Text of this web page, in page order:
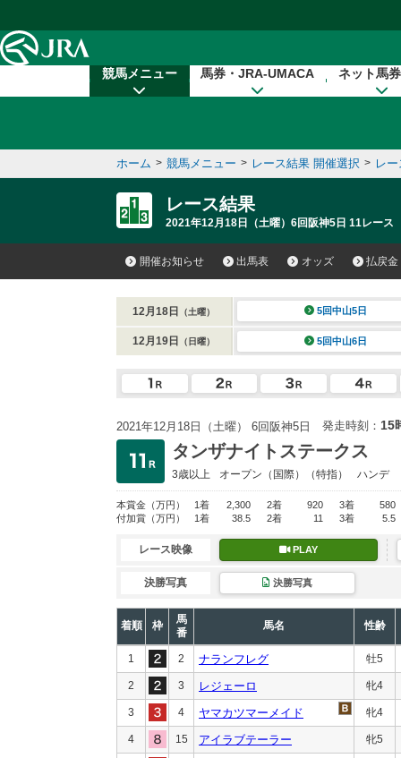
競馬メニュー 馬券・JRA-UMACA ネット馬
ホーム > 競馬メニュー > レース結果 開催選択 > レ
レース結果
2021年12月18日（土曜）6回阪神5日 11レース
開催お知らせ 出馬表 オッズ 払戻金
12月18日 （土曜） 5回中山5日
12月19日 （日曜） 5回中山6日
2021年12月18日（土曜） 6回阪神5日 発走時刻： 15
タンザナイトステークス
3歳以上 オープン （国際）（特指） ハンデ
本賞金 （万円） 1着 2,300 2着 920 3着
580
付加賞 （万円） 1着 38.5 2着 11 3着 5.5
レース映像 PLAY
決勝写真 決勝写真
着順 枠
馬
番
馬名 性齢
1 2 ナランフレグ 牡5
2 3 レジェーロ 牝4
3 4 ヤマカツマーメイド 牝4
4 15 アイラブテーラー 牝5